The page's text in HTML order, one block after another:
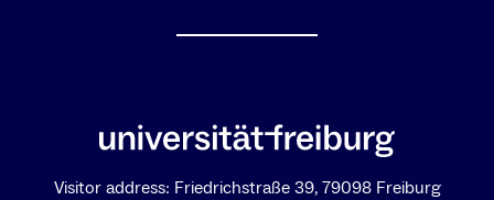
Visitor address: Friedrichstraße 39, 79098 Freiburg